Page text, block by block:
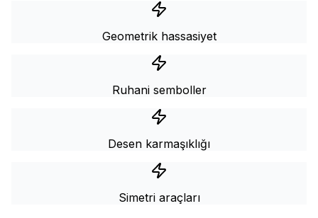
Geometrik hassasiyet
Ruhani semboller
Desen karmaşıklığı
Simetri araçları